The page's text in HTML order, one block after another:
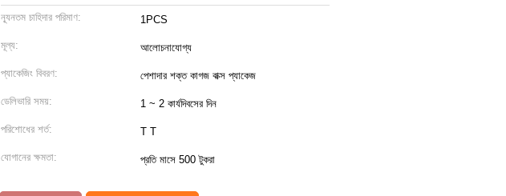
ন্যূনতম চাহিদার পরিমাণ: 1PCS
মূল্য: আলোচনাযোগ্য
প্যাকেজিং বিবরণ: পেশাদার শক্ত কাগজ বাক্স প্যাকেজ
ডেলিভারি সময়: 1 ~ 2 কার্যদিবসের দিন
পরিশোধের শর্ত: T T
যোগানের ক্ষমতা: প্রতি মাসে 500 টুকরা